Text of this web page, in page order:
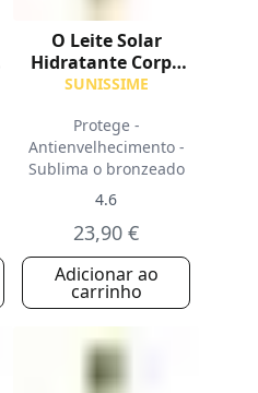
O Leite Solar
Hidratante Corpo
SPF30
SUNISSIME
Protege -
Antienvelhecimento -
Sublima o bronzeado
4.6
23,90 €
Adicionar ao
carrinho